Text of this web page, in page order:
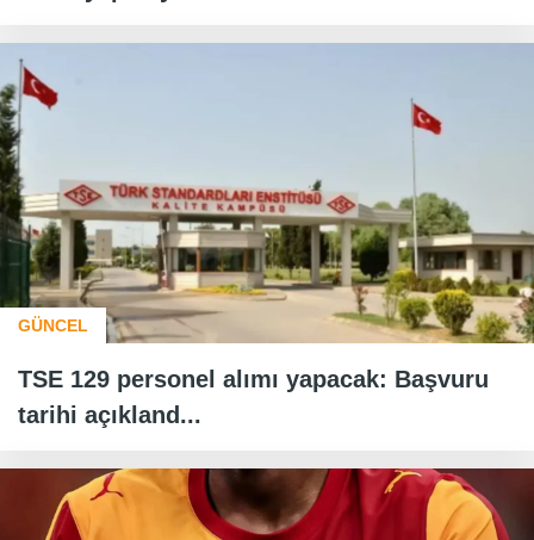
GÜNCEL
TSE 129 personel alımı yapacak: Başvuru
tarihi açıkland...